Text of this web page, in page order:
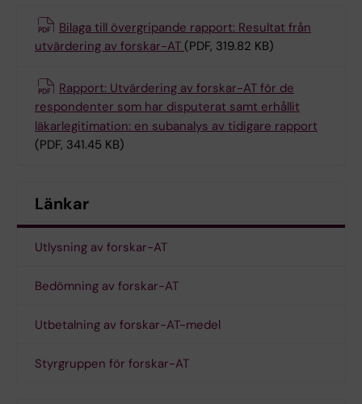
Bilaga till övergripande rapport: Resultat från
utvärdering av forskar-AT (PDF, 319.82 KB)
Rapport: Utvärdering av forskar-AT för de
respondenter som har disputerat samt erhållit
läkarlegitimation: en subanalys av tidigare rapport
(PDF, 341.45 KB)
Länkar
Utlysning av forskar-AT
Bedömning av forskar-AT
Utbetalning av forskar-AT-medel
Styrgruppen för forskar-AT